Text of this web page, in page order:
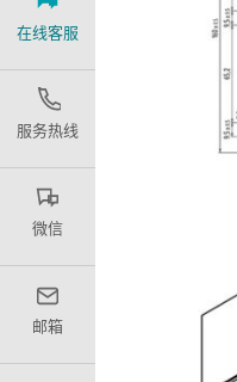
在线客服
服务热线
微信
邮箱